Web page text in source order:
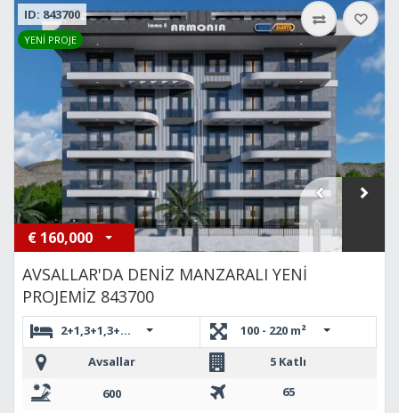
ID: 843700
YENİ PROJE
€ 160,000
AVSALLAR'DA DENİZ MANZARALI YENİ
PROJEMİZ 843700
2+1,3+1,3+1,3+1,4+1 DUBLEKS,2+1,2+1100 - 220 m²
Avsallar
5 Katlı
600
65